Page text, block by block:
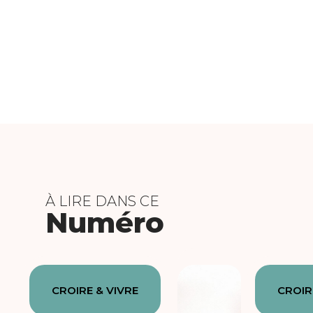
À LIRE DANS CE
Numéro
CROIRE & VIVRE